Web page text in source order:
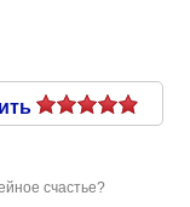
счастье?